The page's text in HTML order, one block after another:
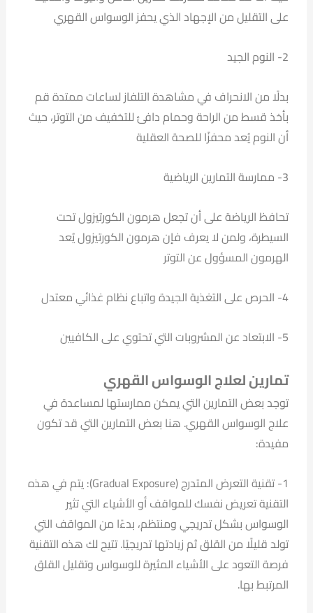
على التقليل من الإجهاد الذي يحفز الوسواس القهري
2- النوم الجيد
بدلًا من الانحراف في مشاهدة التلفاز لساعات ممتدة قم
بأخذ قسط من الراحة وحمام دافئ للتخفيف من التوتر، حيث
أن النوم يُعد محفزًا للصحة العقلية
3- ممارسة التمارين الرياضية
تحافظ الرياضة على أن تجعل هرمون الكورتيزول تحت
السيطرة، ولمن لا يعرف فإن هرمون الكورتيزول يُعد
الهرمون المسؤول عن التوتر
4- الحرص على التغذية الجيدة واتباع نظام غذائي معتدل
5- الابتعاد عن المشروبات التي تحتوي على الكافيين
تمارين لعلاج الوسواس القهري
توجد بعض التمارين التي يمكن ممارستها لمساعدة في
علاج الوسواس القهري. هنا بعض التمارين التي قد تكون
مفيدة:
1- تقنية التعرض المتدرج (Gradual Exposure): يتم في هذه
التقنية تعريض نفسك للمواقف أو الأشياء التي تثير
الوسواس بشكل تدريجي ومنتظم، بدءًا من المواقف التي
تولد قليلًا من القلق ثم زيادتها تدريجيًا. تتيح لك هذه التقنية
فرصة التعود على الأشياء المثيرة للوسواس وتقليل القلق
المرتبط بها.